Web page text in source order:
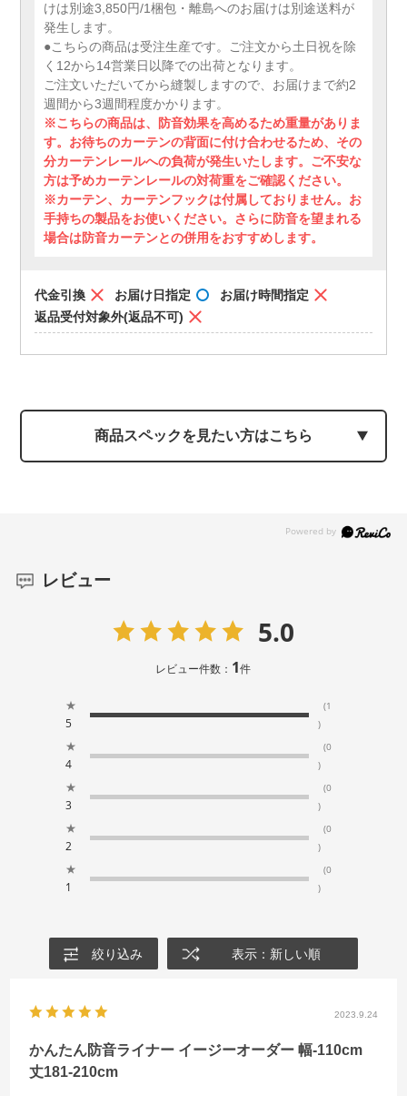
けは別途3,850円/1梱包・離島へのお届けは別途送料が
発生します。
●こちらの商品は受注生産です。ご注文から土日祝を除
く12から14営業日以降での出荷となります。
ご注文いただいてから縫製しますので、お届けまで約2
週間から3週間程度かかります。
※こちらの商品は、防音効果を高めるため重量がありま
す。お待ちのカーテンの背面に付け合わせるため、その
分カーテンレールへの負荷が発生いたします。ご不安な
方は予めカーテンレールの対荷重をご確認ください。
※カーテン、カーテンフックは付属しておりません。お
手持ちの製品をお使いください。さらに防音を望まれる
場合は防音カーテンとの併用をおすすめします。
代金引換 お届け日指定
お届け時間指定
返品受付対象外(返品不可)
商品スペックを見たい方はこちら
レビュー
5.0
レビュー件数： 1件
★
5
(1
)
★
4
(0
)
★
3
(0
)
★
2
(0
)
★
1
(0
)
絞り込み 表示：新しい順
2023.9.24
かんたん防音ライナー イージーオーダー 幅-110cm
丈181-210cm